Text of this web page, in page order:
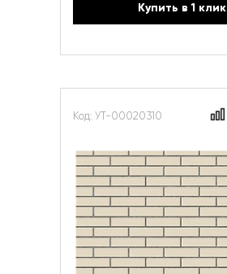
Купить в 1 клик
Код: УТ-00020310